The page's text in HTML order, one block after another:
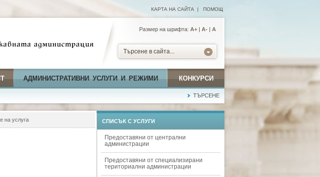
КАРТА НА САЙТА | ПОМОЩ
Размер на шрифта: А+ | A- | A
Търсене в сайта...
АДМИНИСТРАТИВНИ УСЛУГИ И РЕЖИМИ КОНКУРСИ
ТЪРСЕНЕ
на услуга СПИСЪК С УСЛУГИ
Предоставяни от централни
администрации
Предоставяни от специализирани
териториални администрации